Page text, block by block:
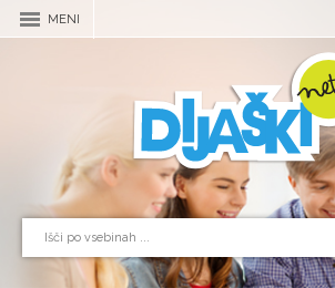
MENI